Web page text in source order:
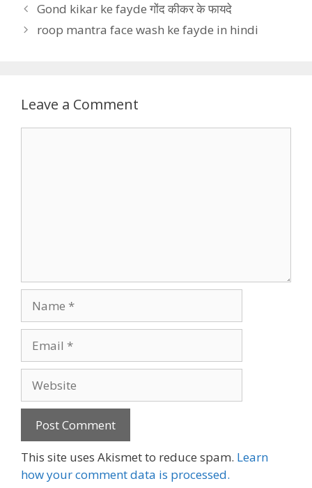
Gond kikar ke fayde गोंद कीकर के फायदे
roop mantra face wash ke fayde in hindi
Leave a Comment
This site uses Akismet to reduce spam. Learn
how your comment data is processed.